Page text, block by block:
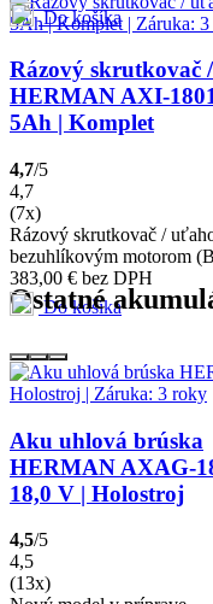
Do košíka
Rázový skrutkovač
HERMAN AXI-
5Ah | Komplet
4,7/5
4,7
(7x)
Rázový skrutkovač /
bezuhlíkovým motorom
383,00 € bez DPH
Do košíka
Ostatné
Aku uhlová brúska
HERMAN AXAG-
18,0 V | Holostroj
4,5/5
4,5
(13x)